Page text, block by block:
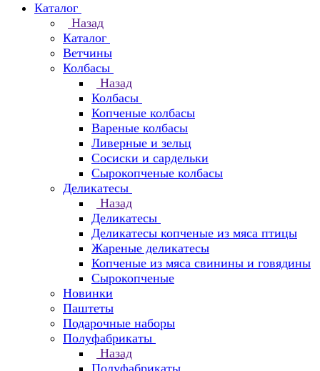
Каталог
Назад
Каталог
Ветчины
Колбасы
Назад
Колбасы
Копченые колбасы
Вареные колбасы
Ливерные и зельц
Сосиски и сардельки
Сырокопченые колбасы
Деликатесы
Назад
Деликатесы
Деликатесы копченые из мяса птицы
Жареные деликатесы
Копченые из мяса свинины и говядины
Сырокопченые
Новинки
Паштеты
Подарочные наборы
Полуфабрикаты
Назад
Полуфабрикаты